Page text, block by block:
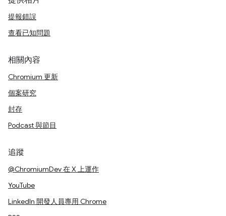
提報錯誤
查看已知問題
相關內容
Chromium 更新
個案研究
封存
Podcast 與節目
追蹤
@ChromiumDev 在 X 上運作
YouTube
LinkedIn 開發人員專用 Chrome